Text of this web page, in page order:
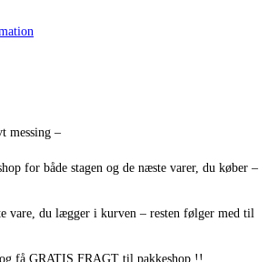
messing –
for både stagen og de næste varer, du køber –
vare, du lægger i kurven – resten følger med til
få GRATIS FRAGT til pakkeshop !!